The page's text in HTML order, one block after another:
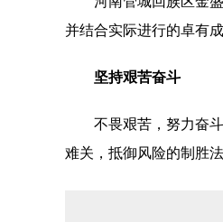
并结合实际进行的卓有
坚持艰苦奋斗
不畏艰苦，努力奋
难关，抵御风险的制胜